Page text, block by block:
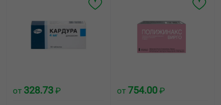
от 328.73 ₽ от 754.00 ₽